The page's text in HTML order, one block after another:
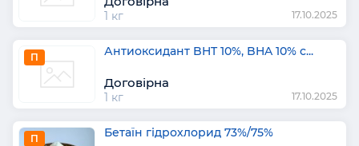
1 кг 17.10.2025
П Антиоксидант BHT 10%, BHA 10% с...
Договірна
1 кг 17.10.2025
П Бетаїн гідрохлорид 73%/75%